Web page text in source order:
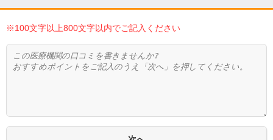
※100文字以上800文字以内でご記入ください